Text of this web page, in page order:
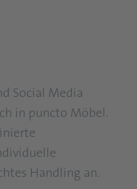
Social Media
in puncto Möbel.
Handling an.